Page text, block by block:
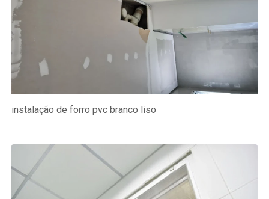
instalação de forro pvc branco liso